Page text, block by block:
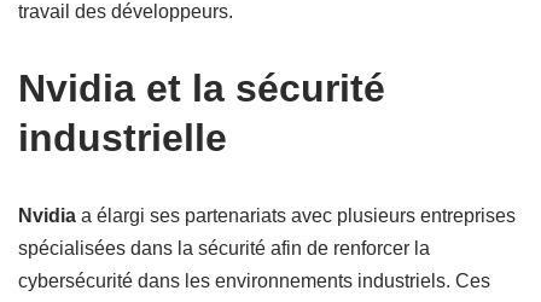
travail des développeurs.
Nvidia et la sécurité
industrielle
Nvidia a élargi ses partenariats avec plusieurs entreprises
spécialisées dans la sécurité afin de renforcer la
cybersécurité dans les environnements industriels. Ces